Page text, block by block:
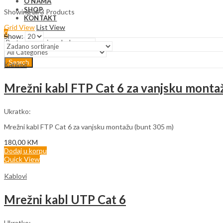
SHOP
KONTAKT
0
Search
Showing all 3 Products
Grid ViewList View
Show:
Kablovi
Mrežni kabl FTP Cat 6 za vanjsku
Ukratko:
Mrežni kabl FTP Cat 6 za vanjsku montažu (bunt 305 m)
180,00 KM
Dodaj u korpu
Quick View
Kablovi
Mrežni kabl UTP Cat 6